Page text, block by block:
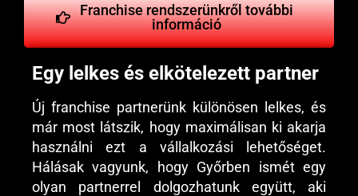
Franchise rendszerünkről további
információ
Egy lelkes és elkötelezett partner
Új franchise partnerünk különösen lelkes, és
már most látszik, hogy maximálisan ki akarja
használni ezt a vállalkozási lehetőséget.
Hálásak vagyunk, hogy Győrben ismét egy
olyan partnerrel dolgozhatunk együtt, aki